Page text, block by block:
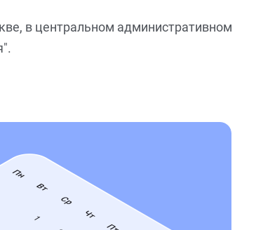
в центральном административном